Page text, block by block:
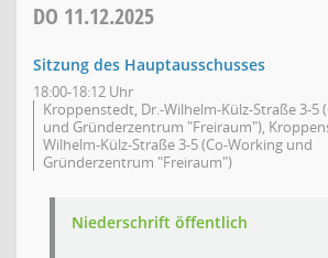
DO 11.12.2025
Sitzung des Hauptausschusses
18:00-18:12 Uhr
Kroppenstedt, Dr.-Wilhelm-Külz-Straße 3-5
und Gründerzentrum "Freiraum"),
Wilhelm-Külz-Straße 3-5 (Co-Working und
Gründerzentrum "Freiraum")
Niederschrift öffentlich